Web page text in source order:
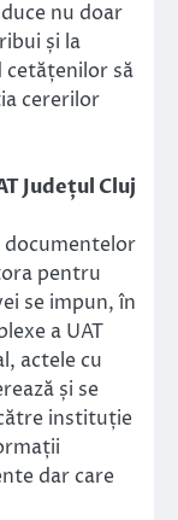
nu doar
și la
să
cererilor
Județul Cluj
documentelor
pentru
se impun, în
a UAT
actele cu
și se
instituție
dar care